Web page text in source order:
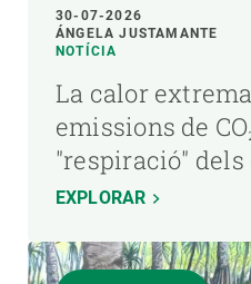
30-07-2026
ÁNGELA JUSTAMANTE
NOTÍCIA
La calor
emissions de
"respiració"
EXPLORAR